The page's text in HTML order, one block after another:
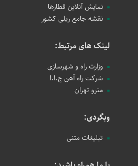
نمایش آنلاین قطارها
نقشه جامع ریلی کشور
لینک های مرتبط:
وزارت راه و شهرسازی
شرکت راه آهن ج.ا.ا
مترو تهران
وبگردی:
تبلیغات متنی